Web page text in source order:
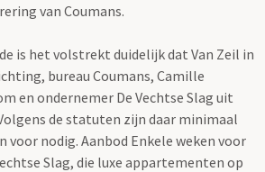
van Coumans.
is het volstrekt duidelijk dat Van Zeil in
bureau Coumans, Camille
en ondernemer De Vechtse Slag uit
de statuten zijn daar minimaal
voor nodig. Aanbod Enkele weken voor
Slag, die luxe appartementen op